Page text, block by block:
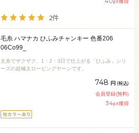
2件
毛糸 ハマナカ ひふみチャンキー 色番206
06Co99_
太糸でザクザク、1・2・3日で仕上がる「ひふみ」シリ
ーズの超極太ロービングヤーンです。
748 円 (税込)
会員登録(無料)
34pt獲得